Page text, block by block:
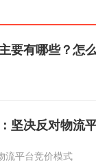
要有哪些？怎
坚决反对物流
流平台竞价模式